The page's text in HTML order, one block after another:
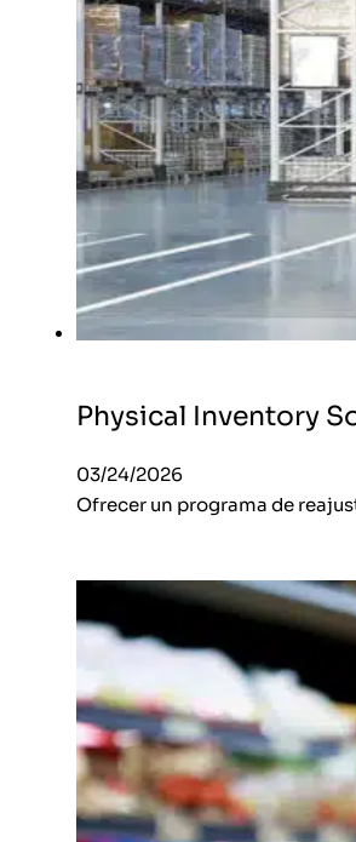
Physical Inventory
03/24/2026
Ofrecer un programa de